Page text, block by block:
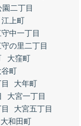
二丁目
江上町
中一丁目
の里二丁目
大窪町
谷町
大年町
大宮一丁目
大宮五丁目
大和田町